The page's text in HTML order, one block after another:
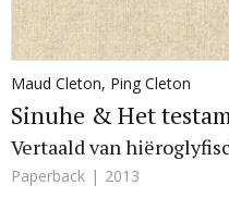
Maud Cleton, Ping Cleton
Sinuhe & Het
Vertaald van
Paperback 2013